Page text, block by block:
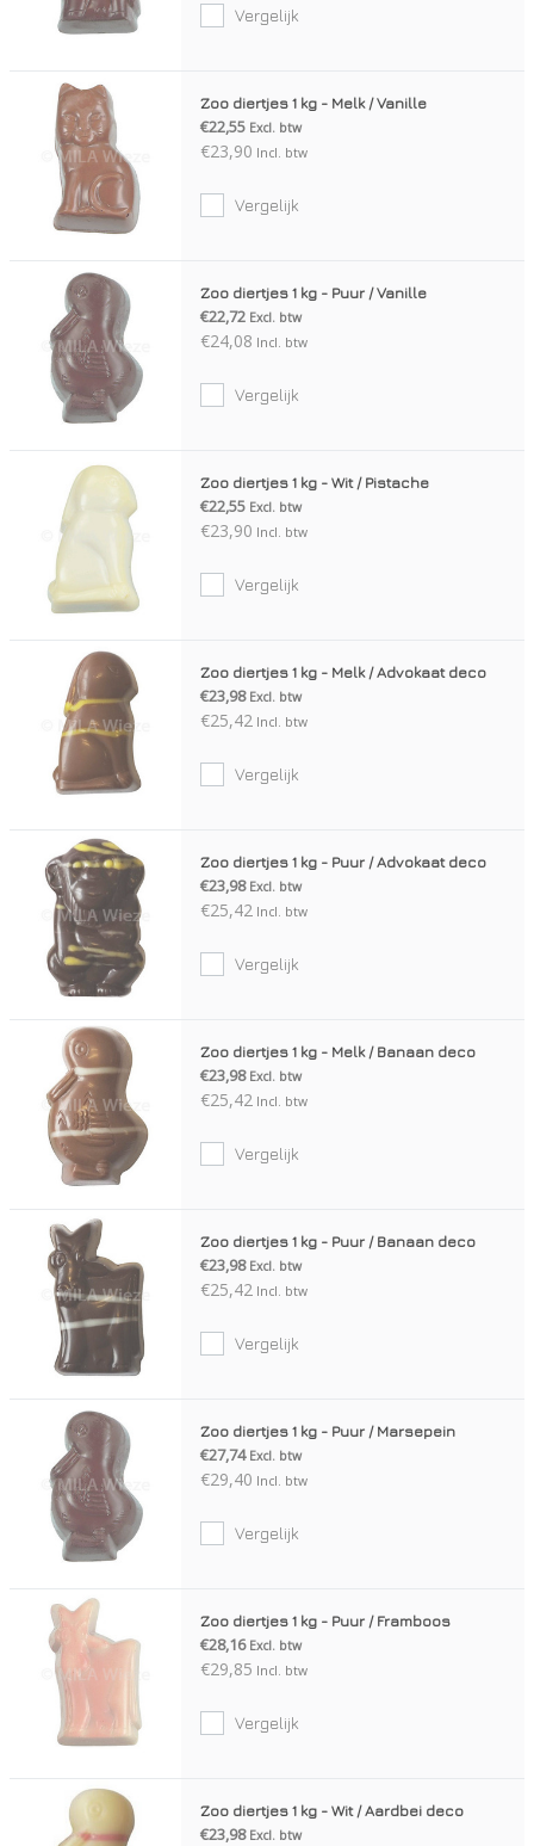
Vergelijk
Zoo diertjes 1 kg - Melk / Vanille
€22,55 Excl. btw
€23,90 Incl. btw
Vergelijk
Zoo diertjes 1 kg - Puur / Vanille
€22,72 Excl. btw
€24,08 Incl. btw
Vergelijk
Zoo diertjes 1 kg - Wit / Pistache
€22,55 Excl. btw
€23,90 Incl. btw
Vergelijk
Zoo diertjes 1 kg - Melk / Advokaat deco
€23,98 Excl. btw
€25,42 Incl. btw
Vergelijk
Zoo diertjes 1 kg - Puur / Advokaat deco
€23,98 Excl. btw
€25,42 Incl. btw
Vergelijk
Zoo diertjes 1 kg - Melk / Banaan deco
€23,98 Excl. btw
€25,42 Incl. btw
Vergelijk
Zoo diertjes 1 kg - Puur / Banaan deco
€23,98 Excl. btw
€25,42 Incl. btw
Vergelijk
Zoo diertjes 1 kg - Puur / Marsepein
€27,74 Excl. btw
€29,40 Incl. btw
Vergelijk
Zoo diertjes 1 kg - Puur / Framboos
€28,16 Excl. btw
€29,85 Incl. btw
Vergelijk
Zoo diertjes 1 kg - Wit / Aardbei deco
€23,98 Excl. btw